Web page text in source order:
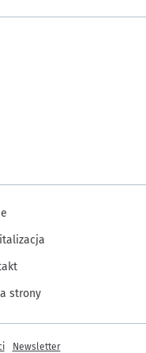
strony
Newsletter